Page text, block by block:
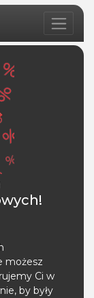
możesz
Ci w
by były